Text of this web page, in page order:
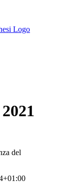
del